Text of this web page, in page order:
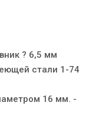
? 6,5 мм
стали 1-74
16 мм. -